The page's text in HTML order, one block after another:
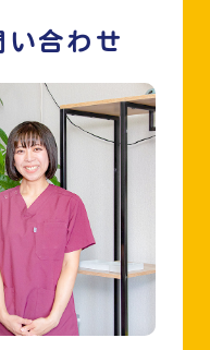
い合わせ